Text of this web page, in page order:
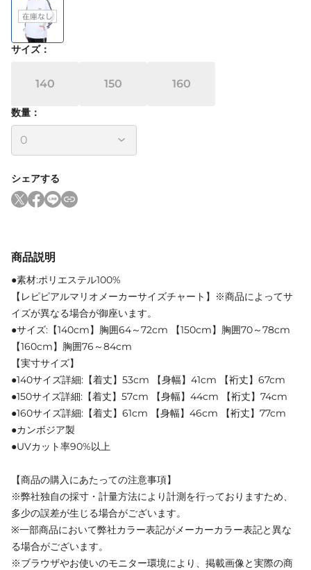
サイズ：
140 150 160
数量：
シェアする
商品説明
●素材:ポリエステル100%
【レピピアルマリオメーカーサイズチャート】※商品によってサ
イズが異なる場合が御座います。
●サイズ:【140cm】胸囲64～72cm 【150cm】胸囲70～78cm
【160cm】胸囲76～84cm
【実寸サイズ】
●140サイズ詳細:【着丈】53cm 【身幅】41cm 【裄丈】67cm
●150サイズ詳細:【着丈】57cm 【身幅】44cm 【裄丈】74cm
●160サイズ詳細:【着丈】61cm 【身幅】46cm 【裄丈】77cm
●カンボジア製
●UVカット率90%以上
【商品の購入にあたっての注意事項】
※弊社独自の採寸・計量方法により計測を行っておりますため、
多少の誤差が生じる場合がございます。
※一部商品において弊社カラー表記がメーカーカラー表記と異な
る場合がございます。
※ブラウザやお使いのモニター環境により、掲載画像と実際の商